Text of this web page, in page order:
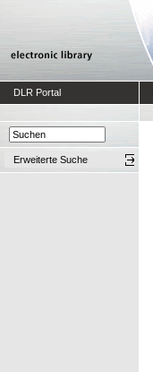
DLR Portal
Erweiterte Suche